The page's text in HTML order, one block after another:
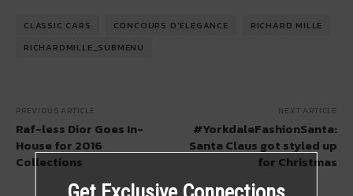
CLASSIC CARS CONCOURS D'ELEGANCE
RICHARD MILLE
RICHARDMILLE_SUBMENU
PREVIOUS ARTICLE
Raf-less Dior Goes In-
House for 2016
Collections
NEXT ARTICLE
#YorkdaleFashionSanta:
Santa Claus got styled up
for Christmas